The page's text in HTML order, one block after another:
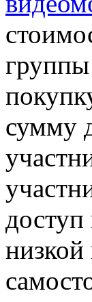
сумму